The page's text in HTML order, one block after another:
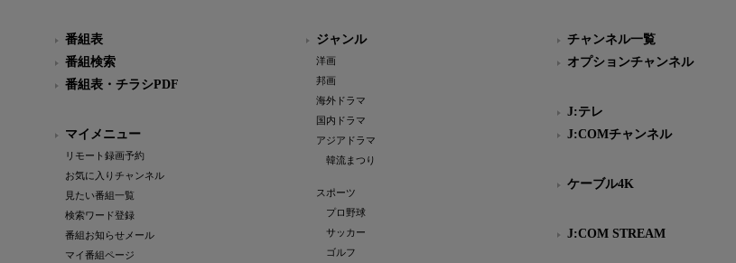
番組表
番組検索
番組表・チラシPDF
マイメニュー
リモート録画予約
お気に入りチャンネル
見たい番組一覧
検索ワード登録
番組お知らせメール
マイ番組ページ
ジャンル
洋画
邦画
海外ドラマ
国内ドラマ
アジアドラマ
韓流まつり
スポーツ
プロ野球
サッカー
ゴルフ
チャンネル一覧
オプションチャンネル
J:テレ
J:COMチャンネル
ケーブル4K
J:COM STREAM